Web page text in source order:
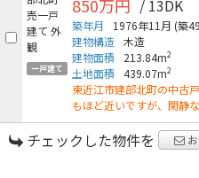
一戸建て
850万円 / 13DK
築年月 1976年11月 (築
建物構造 木造
建物面積
213.84m2
土地面積 439.07m2
東近江市建部北町の中古
もほど近いですが、閑静
チェックした物件を お